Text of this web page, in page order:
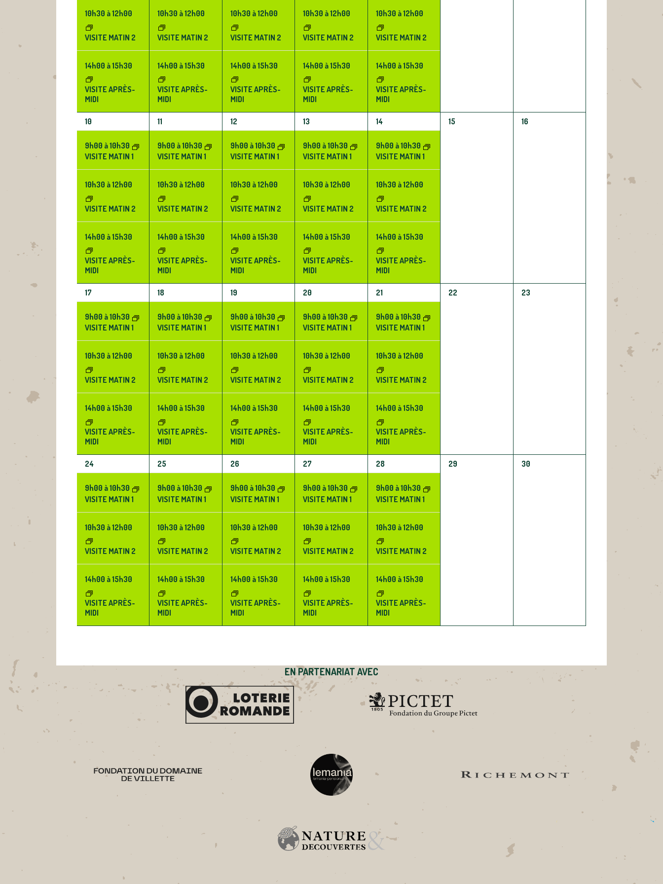
10h30 à12h00
VISITE MATIN 2
14h00 à15h30
VISITE APRÈS-
MIDI
10h30 à12h00
VISITE MATIN 2
14h00 à15h30
VISITE APRÈS-
MIDI
10h30 à12h00
VISITE MATIN 2
14h00 à15h30
VISITE APRÈS-
MIDI
10h30 à12h00
VISITE MATIN 2
14h00 à15h30
VISITE APRÈS-
MIDI
10h30 à12h00
VISITE MATIN 2
14h00 à15h30
VISITE APRÈS-
MIDI
3
ÉVÈNEMENTS,
10
9h00 à10h30
VISITE MATIN 1
10h30 à12h00
VISITE MATIN 2
14h00 à15h30
VISITE APRÈS-
MIDI
3
ÉVÈNEMENTS,
11
9h00 à10h30
VISITE MATIN 1
10h30 à12h00
VISITE MATIN 2
14h00 à15h30
VISITE APRÈS-
MIDI
3
ÉVÈNEMENTS,
12
9h00 à10h30
VISITE MATIN 1
10h30 à12h00
VISITE MATIN 2
14h00 à15h30
VISITE APRÈS-
MIDI
3
ÉVÈNEMENTS,
13
9h00 à10h30
VISITE MATIN 1
10h30 à12h00
VISITE MATIN 2
14h00 à15h30
VISITE APRÈS-
MIDI
3
ÉVÈNEMENTS,
14
9h00 à10h30
VISITE MATIN 1
10h30 à12h00
VISITE MATIN 2
14h00 à15h30
VISITE APRÈS-
MIDI
0
15
0
16
3
ÉVÈNEMENTS,
17
9h00 à10h30
VISITE MATIN 1
10h30 à12h00
VISITE MATIN 2
14h00 à15h30
VISITE APRÈS-
MIDI
3
ÉVÈNEMENTS,
18
9h00 à10h30
VISITE MATIN 1
10h30 à12h00
VISITE MATIN 2
14h00 à15h30
VISITE APRÈS-
MIDI
3
ÉVÈNEMENTS,
19
9h00 à10h30
VISITE MATIN 1
10h30 à12h00
VISITE MATIN 2
14h00 à15h30
VISITE APRÈS-
MIDI
3
ÉVÈNEMENTS,
20
9h00 à10h30
VISITE MATIN 1
10h30 à12h00
VISITE MATIN 2
14h00 à15h30
VISITE APRÈS-
MIDI
3
ÉVÈNEMENTS,
21
9h00 à10h30
VISITE MATIN 1
10h30 à12h00
VISITE MATIN 2
14h00 à15h30
VISITE APRÈS-
MIDI
0
22
0
23
3
ÉVÈNEMENTS,
24
9h00 à10h30
VISITE MATIN 1
10h30 à12h00
VISITE MATIN 2
14h00 à15h30
VISITE APRÈS-
MIDI
3
ÉVÈNEMENTS,
25
9h00 à10h30
VISITE MATIN 1
10h30 à12h00
VISITE MATIN 2
14h00 à15h30
VISITE APRÈS-
MIDI
3
ÉVÈNEMENTS,
26
9h00 à10h30
VISITE MATIN 1
10h30 à12h00
VISITE MATIN 2
14h00 à15h30
VISITE APRÈS-
MIDI
3
ÉVÈNEMENTS,
27
9h00 à10h30
VISITE MATIN 1
10h30 à12h00
VISITE MATIN 2
14h00 à15h30
VISITE APRÈS-
MIDI
3
ÉVÈNEMENTS,
28
9h00 à10h30
VISITE MATIN 1
10h30 à12h00
VISITE MATIN 2
14h00 à15h30
VISITE APRÈS-
MIDI
0
29
0
30
EN PARTENARIAT AVEC